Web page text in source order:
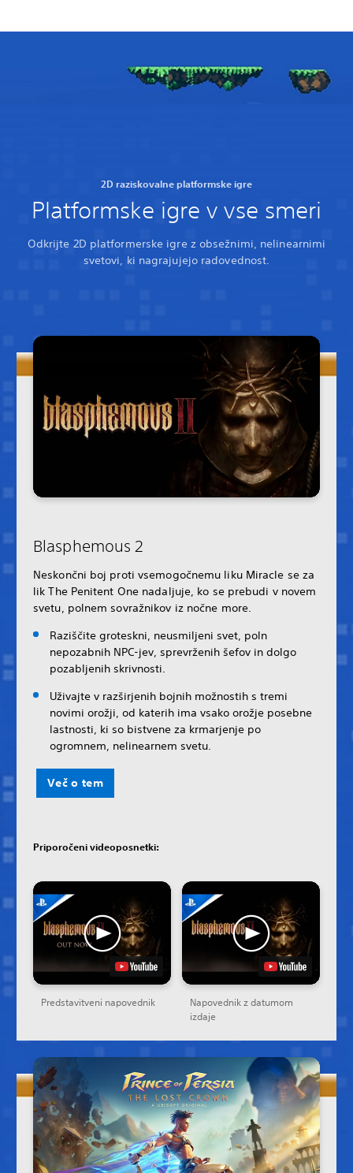
2D raziskovalne platformske igre
Platformske igre v vse smeri
Odkrijte 2D platformerske igre z obsežnimi, nelinearnimi
svetovi, ki nagrajujejo radovednost.
Blasphemous 2
Neskončni boj proti vsemogočnemu liku Miracle se za
lik The Penitent One nadaljuje, ko se prebudi v novem
svetu, polnem sovražnikov iz nočne more.
Raziščite groteskni, neusmiljeni svet, poln
nepozabnih NPC-jev, sprevrženih šefov in dolgo
pozabljenih skrivnosti.
Uživajte v razširjenih bojnih možnostih s tremi
novimi orožji, od katerih ima vsako orožje posebne
lastnosti, ki so bistvene za krmarjenje po
ogromnem, nelinearnem svetu.
Več o tem
Priporočeni videoposnetki:
Predstavitveni napovednik
Napovednik z datumom
izdaje